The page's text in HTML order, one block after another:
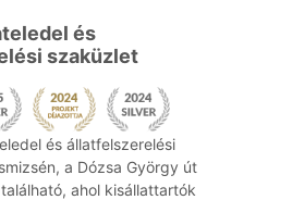
és
szaküzlet
és állatfelszerelési
a Dózsa György út
ahol kisállattartók